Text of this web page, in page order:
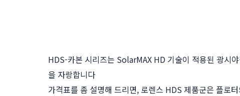
HDS-카본 시리즈는 SolarMAX HD 기술이 적용된 광시
을 자랑합니다
가격표를 좀 설명해 드리면, 로렌스 HDS 제품군은 플로